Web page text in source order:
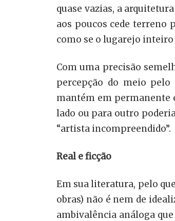
quase vazias, a
aos poucos cede terreno
como se o lugarejo inteiro
Com uma precisão
percepção do meio pelo
mantém em permanente
lado ou para outro
“artista incompreendido”.
Real e ficção
Em sua literatura, pelo
obras) não é nem de
ambivalência análoga